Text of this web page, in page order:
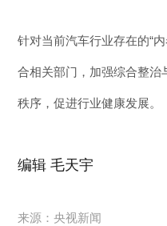
针对当前汽车行业存在的“
合相关部门，加强综合整治
秩序，促进行业健康发展。
编辑 毛天宇
来源：央视新闻